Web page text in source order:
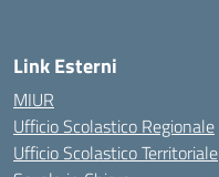
Link Esterni
MIUR
Ufficio Scolastico Regionale
Ufficio Scolastico Territoriale